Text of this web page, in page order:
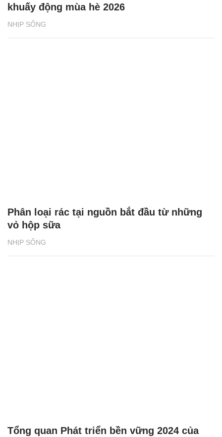
NHỊP SỐNG
khuấy động mùa hè 2026
NHỊP SỐNG
Phân loại rác tại nguồn bắt đầu từ những
vỏ hộp sữa
Tổng quan Phát triển bền vững 2024 của